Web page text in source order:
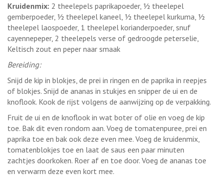
Kruidenmix: 2 theelepels paprikapoeder, ½ theelepel
gemberpoeder, ½ theelepel kaneel, ½ theelepel kurkuma, ½
theelepel laospoeder, 1 theelepel korianderpoeder, snuf
cayennepeper, 2 theelepels verse of gedroogde peterselie,
Keltisch zout en peper naar smaak
Bereiding:
Snijd de kip in blokjes, de prei in ringen en de paprika in reepjes
of blokjes. Snijd de ananas in stukjes en snipper de ui en de
knoflook. Kook de rijst volgens de aanwijzing op de verpakking.
Fruit de ui en de knoflook in wat boter of olie en voeg de kip
toe. Bak dit even rondom aan. Voeg de tomatenpuree, prei en
paprika toe en bak ook deze even mee. Voeg de kruidenmix,
tomatenblokjes toe en laat de saus een paar minuten
zachtjes doorkoken. Roer af en toe door. Voeg de ananas toe
en verwarm deze even kort mee.